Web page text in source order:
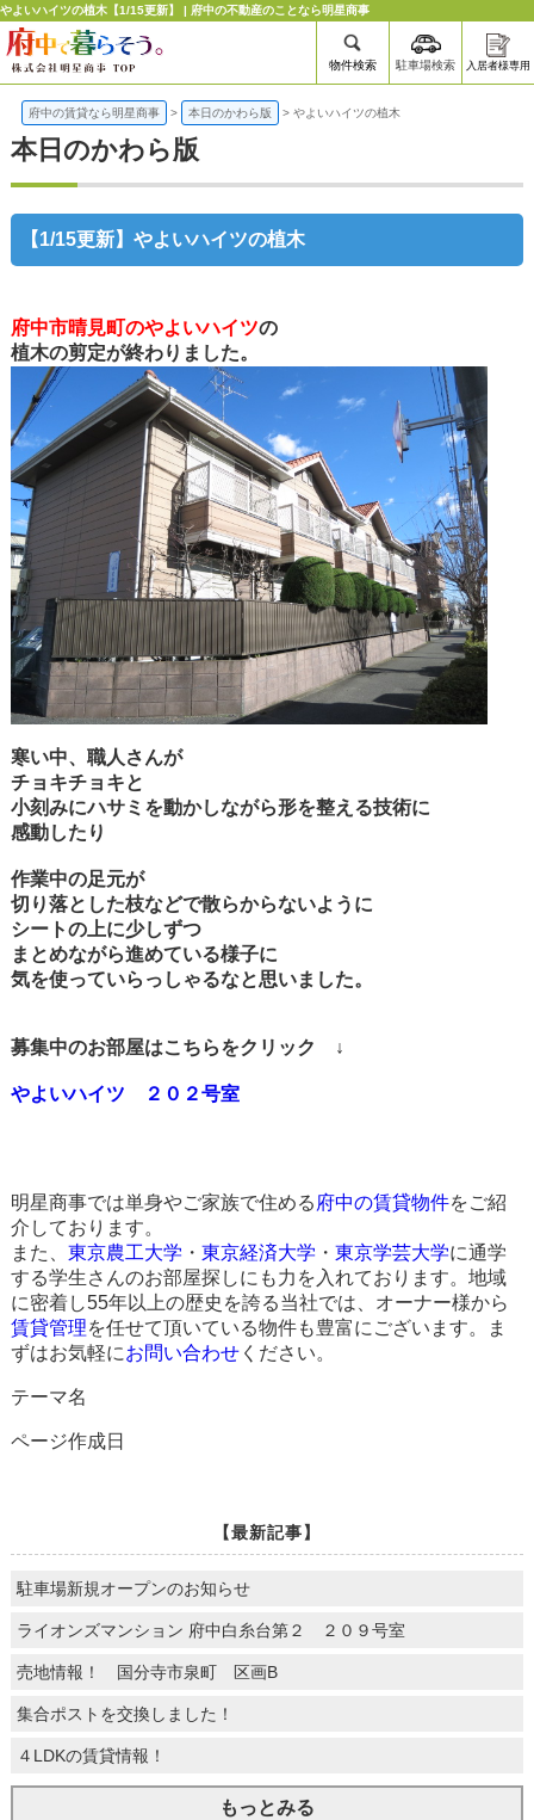
やよいハイツの植木【1/15更新】 | 府中の不動産のことなら明星商事
物件検索 駐車場検索 入居者様専用
府中の賃貸なら明星商事 > 本日のかわら版 > やよいハイツの植木
本日のかわら版
【1/15更新】やよいハイツの植木
府中市晴見町のやよいハイツの
植木の剪定が終わりました。
寒い中、職人さんが
チョキチョキと
小刻みにハサミを動かしながら形を整える技術に
感動したり
作業中の足元が
切り落とした枝などで散らからないように
シートの上に少しずつ
まとめながら進めている様子に
気を使っていらっしゃるなと思いました。
募集中のお部屋はこちらをクリック ↓
やよいハイツ ２０２号室
明星商事では単身やご家族で住める 府中の賃貸物件をご紹
介しております。
また、 東京農工大学 ・ 東京経済大学 ・ 東京学芸大学に通学
する学生さんのお部屋探しにも力を入れております。地域
に密着し55年以上の歴史を誇る当社では、オーナー様から
賃貸管理を任せて頂いている物件も豊富にございます。ま
ずはお気軽にお問い合わせください。
テーマ名
ページ作成日
【最新記事】
駐車場新規オープンのお知らせ
ライオンズマンション 府中白糸台第２ ２０９号室
売地情報！ 国分寺市泉町 区画B
集合ポストを交換しました！
４LDKの賃貸情報！
もっとみる